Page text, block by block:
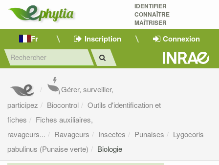
IDENTIFIER
CONNAÎTRE
MAÎTRISER
Fr Inscription Connexion
Gérer, surveiller,
participez
Biocontrol
Outils d'identification et
fiches
Fiches auxiliaires,
ravageurs...
Ravageurs Insectes Punaises
Lygocoris
pabulinus (Punaise verte)
Biologie